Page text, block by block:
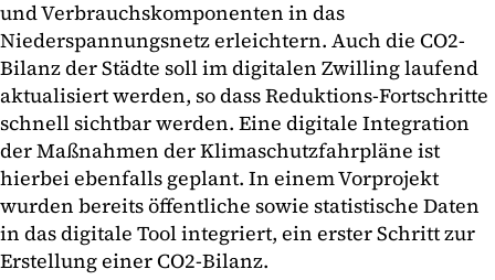
und Verbrauchskomponenten in das
Niederspannungsnetz erleichtern. Auch die CO2-
Bilanz der Städte soll im digitalen Zwilling laufend
aktualisiert werden, so dass Reduktions-Fortschritte
schnell sichtbar werden. Eine digitale Integration
der Maßnahmen der Klimaschutzfahrpläne ist
hierbei ebenfalls geplant. In einem Vorprojekt
wurden bereits öffentliche sowie statistische Daten
in das digitale Tool integriert, ein erster Schritt zur
Erstellung einer CO2-Bilanz.